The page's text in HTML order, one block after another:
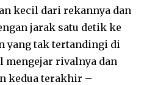
kecil dari rekannya dan
jarak satu detik ke
yang tak tertandingi di
mengejar rivalnya dan
kedua terakhir –